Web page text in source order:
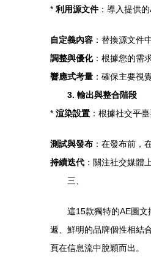
* 利用源文件：導入提供
自定義內容 ：替換源文件
調整與優化：根據您的需
響應式考量 ：確保主要視
3. 輸出與整合階段
* 渲染設置 ：根據社交平
測試與發布 ：在發布前，
持續迭代 ：關注社交媒體
三、
這15款獨特的AE圖
遞、鮮明的品牌個性相結
頁在信息流中脫穎而出。